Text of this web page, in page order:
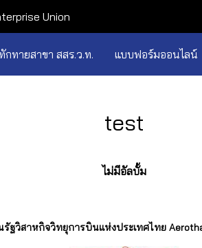
Union
กทายสาขา สสร.ว.ท. แบบฟอร์มออนไลน์
test
ไม่มีอัลบั้ม
รัฐวิสาหกิจวิทยุการบินแห่งประเทศไทย